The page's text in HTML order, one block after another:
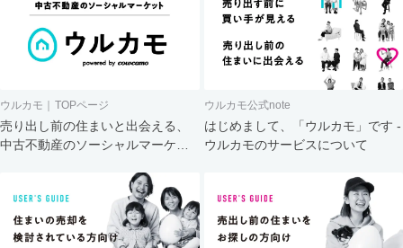
ウルカモ｜TOPページ
売り出し前の住まいと出会える、
中古不動産のソーシャルマーケッ
ウルカモ公式note
はじめまして、「ウルカモ」です -
ウルカモのサービスについて